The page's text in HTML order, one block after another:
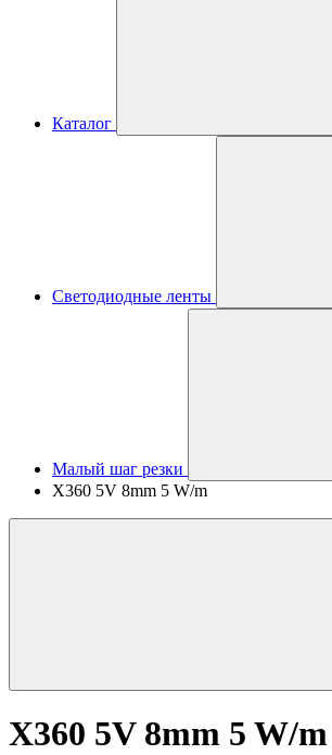
Каталог
Светодиодные ленты
Малый шаг резки
X360 5V 8mm 5 W/m
X360 5V 8mm 5 W/m